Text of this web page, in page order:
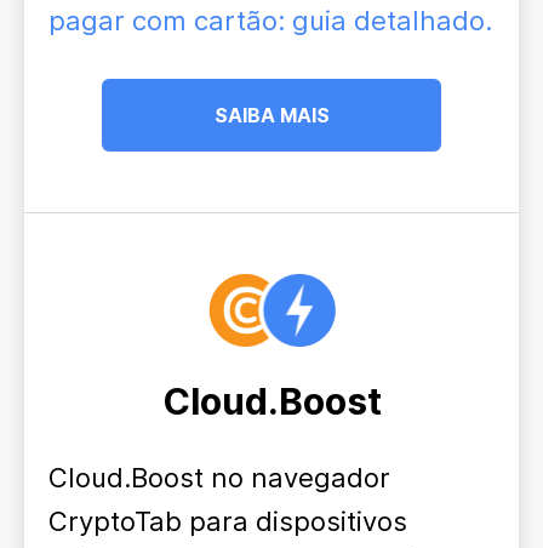
pagar com cartão: guia detalhado.
SAIBA MAIS
Cloud.Boost
Cloud.Boost no navegador
CryptoTab para dispositivos